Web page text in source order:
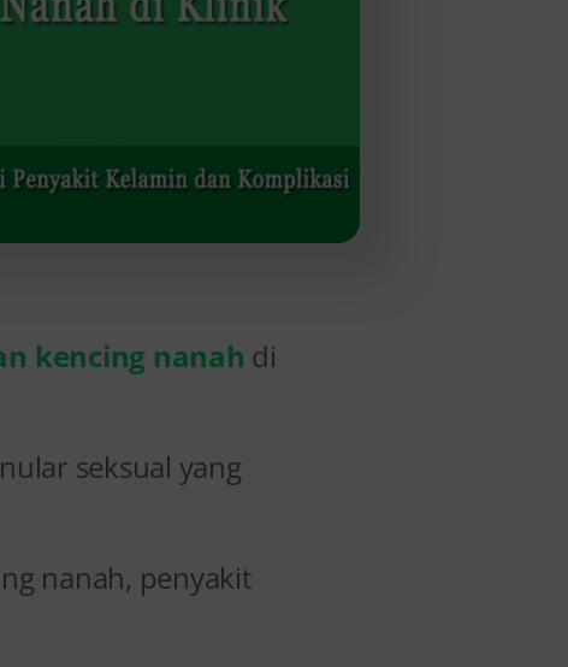
kencing nanah di
seksual yang
nanah, penyakit